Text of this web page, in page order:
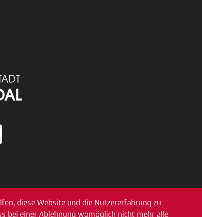
diese Website und die Nutzererfahrung zu
bei einer Ablehnung womöglich nicht mehr alle